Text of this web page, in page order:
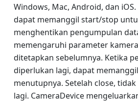
Windows, Mac, Android, dan
dapat memanggil start/stop
menghentikan pengumpulan
memengaruhi parameter
ditetapkan sebelumnya. Ketika
diperlukan lagi, dapat
menutupnya. Setelah close,
lagi. CameraDevice